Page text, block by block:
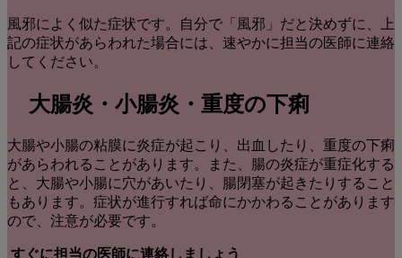
風邪によく似た症状です。自分で「風邪」だと決めずに、上
記の症状があらわれた場合には、速やかに担当の医師に連絡
してください。
大腸炎・小腸炎・重度の下痢
大腸や小腸の粘膜に炎症が起こり、出血したり、重度の下痢
があらわれることがあります。また、腸の炎症が重症化する
と、大腸や小腸に穴があいたり、腸閉塞が起きたりすること
もあります。症状が進行すれば命にかかわることがあります
ので、注意が必要です。
すぐに担当の医師に連絡しましょう